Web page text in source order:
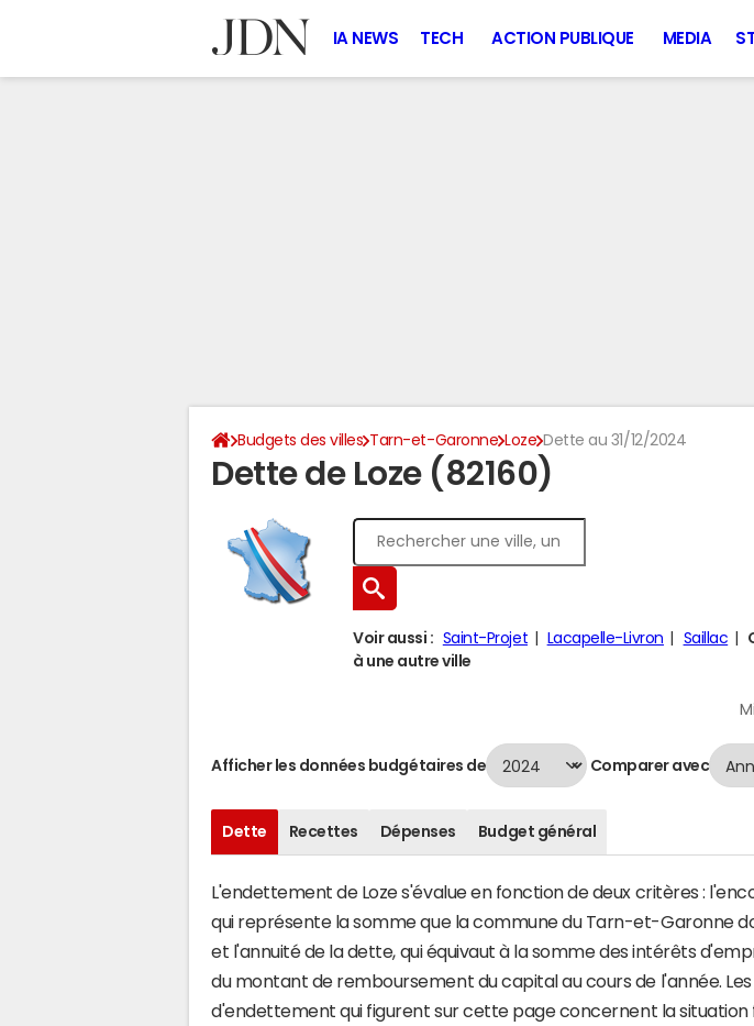
IA NEWS TECH ACTION PUBLIQUE MEDIA
Budgets des villes Tarn-et-Garonne Loze Dette au 31/12/2024
Dette de Loze (82160)
Voir aussi : Saint-Projet Lacapelle-Livron Saillac
à une autre ville
Afficher les données budgétaires de Comparer avec
Dette Recettes Dépenses Budget général
L'endettement de Loze s'évalue en fonction de deux critères :
qui représente la somme que la commune du Tarn-et-Garonne
et l'annuité de la dette, qui équivaut à la somme des intérêts
du montant de remboursement du capital au cours de l'année.
d'endettement qui figurent sur cette page concernent la situation